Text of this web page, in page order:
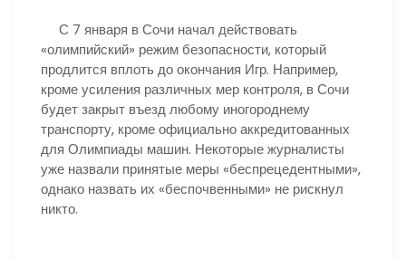
С 7 января в Сочи начал действовать
«олимпийский» режим безопасности, который
продлится вплоть до окончания Игр. Например,
кроме усиления различных мер контроля, в Сочи
будет закрыт въезд любому иногороднему
транспорту, кроме официально аккредитованных
для Олимпиады машин. Некоторые журналисты
уже назвали принятые меры «беспрецедентными»,
однако назвать их «беспочвенными» не рискнул
никто.